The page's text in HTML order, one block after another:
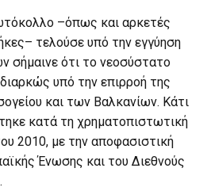
–όπως και αρκετές
τελούσε υπό την εγγύηση
σήμαινε ότι το νεοσύστατο
υπό την επιρροή της
και των Βαλκανίων. Κάτι
κατά τη χρηματοπιστωτική
2010, με την αποφασιστική
Ένωσης και του Διεθνούς